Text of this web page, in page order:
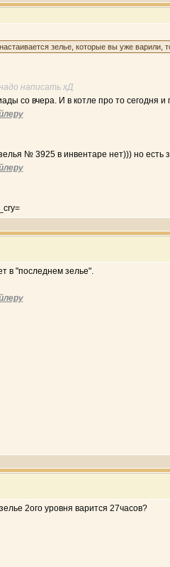
зелье, которые вы уже варили,
написать хД
со вчера. И в котле про то сегодня
№ 3925 в инвентаре нет))) но есть
в "последнем зелье".
2ого уровня варится 27часов?